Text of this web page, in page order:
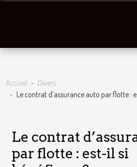
Accueil
Divers
Le contrat d’assurance auto par flotte :
Le contrat
par flotte : est-il si